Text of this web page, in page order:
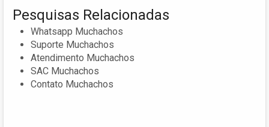
Pesquisas Relacionadas
Whatsapp Muchachos
Suporte Muchachos
Atendimento Muchachos
SAC Muchachos
Contato Muchachos